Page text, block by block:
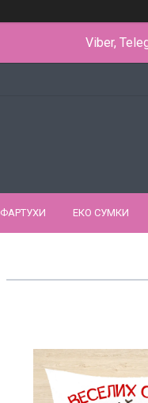
Viber,
ФАРТУХИ ЕКО СУМКИ